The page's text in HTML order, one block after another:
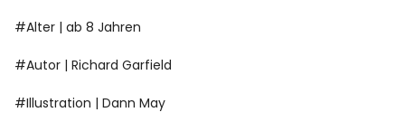
#Alter | ab 8 Jahren
#Autor | Richard Garfield
#Illustration | Dann May